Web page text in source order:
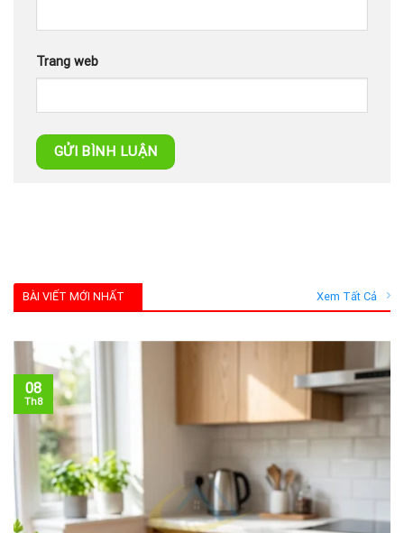
Trang web
BÀI VIẾT MỚI NHẤT Xem Tất Cả
08
Th8